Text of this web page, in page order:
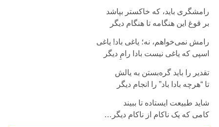
رامشگری باید، که خاکستر بپاشد
بر قوغ این هنگامه تا هنگام دیگر
رامش نمی‌خواهم، نه؛ یاغی باد! یاغی
اسپی که یاغی نیست بادا رامِ دیگر
تقدیر را باید گره‌بستن به یالش
تا “هرچه بادا باد” را انجام دیگر
شاید طبیعت ایستاده تا ببیند
کامی که یک ناکام از ناکام دیگر…